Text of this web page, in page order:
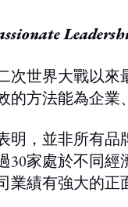
次世界大戰以
的方法能為企業
明，並非所有
30家處於不同
業績有強大的正